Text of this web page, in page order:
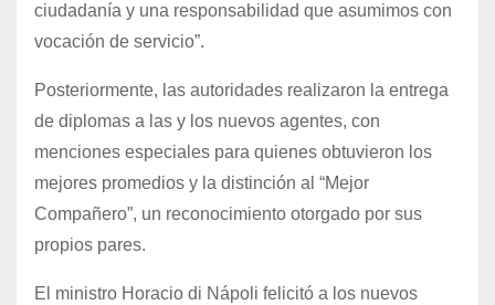
ciudadanía y una responsabilidad que asumimos con
vocación de servicio”.
Posteriormente, las autoridades realizaron la entrega
de diplomas a las y los nuevos agentes, con
menciones especiales para quienes obtuvieron los
mejores promedios y la distinción al “Mejor
Compañero”, un reconocimiento otorgado por sus
propios pares.
El ministro Horacio di Nápoli felicitó a los nuevos